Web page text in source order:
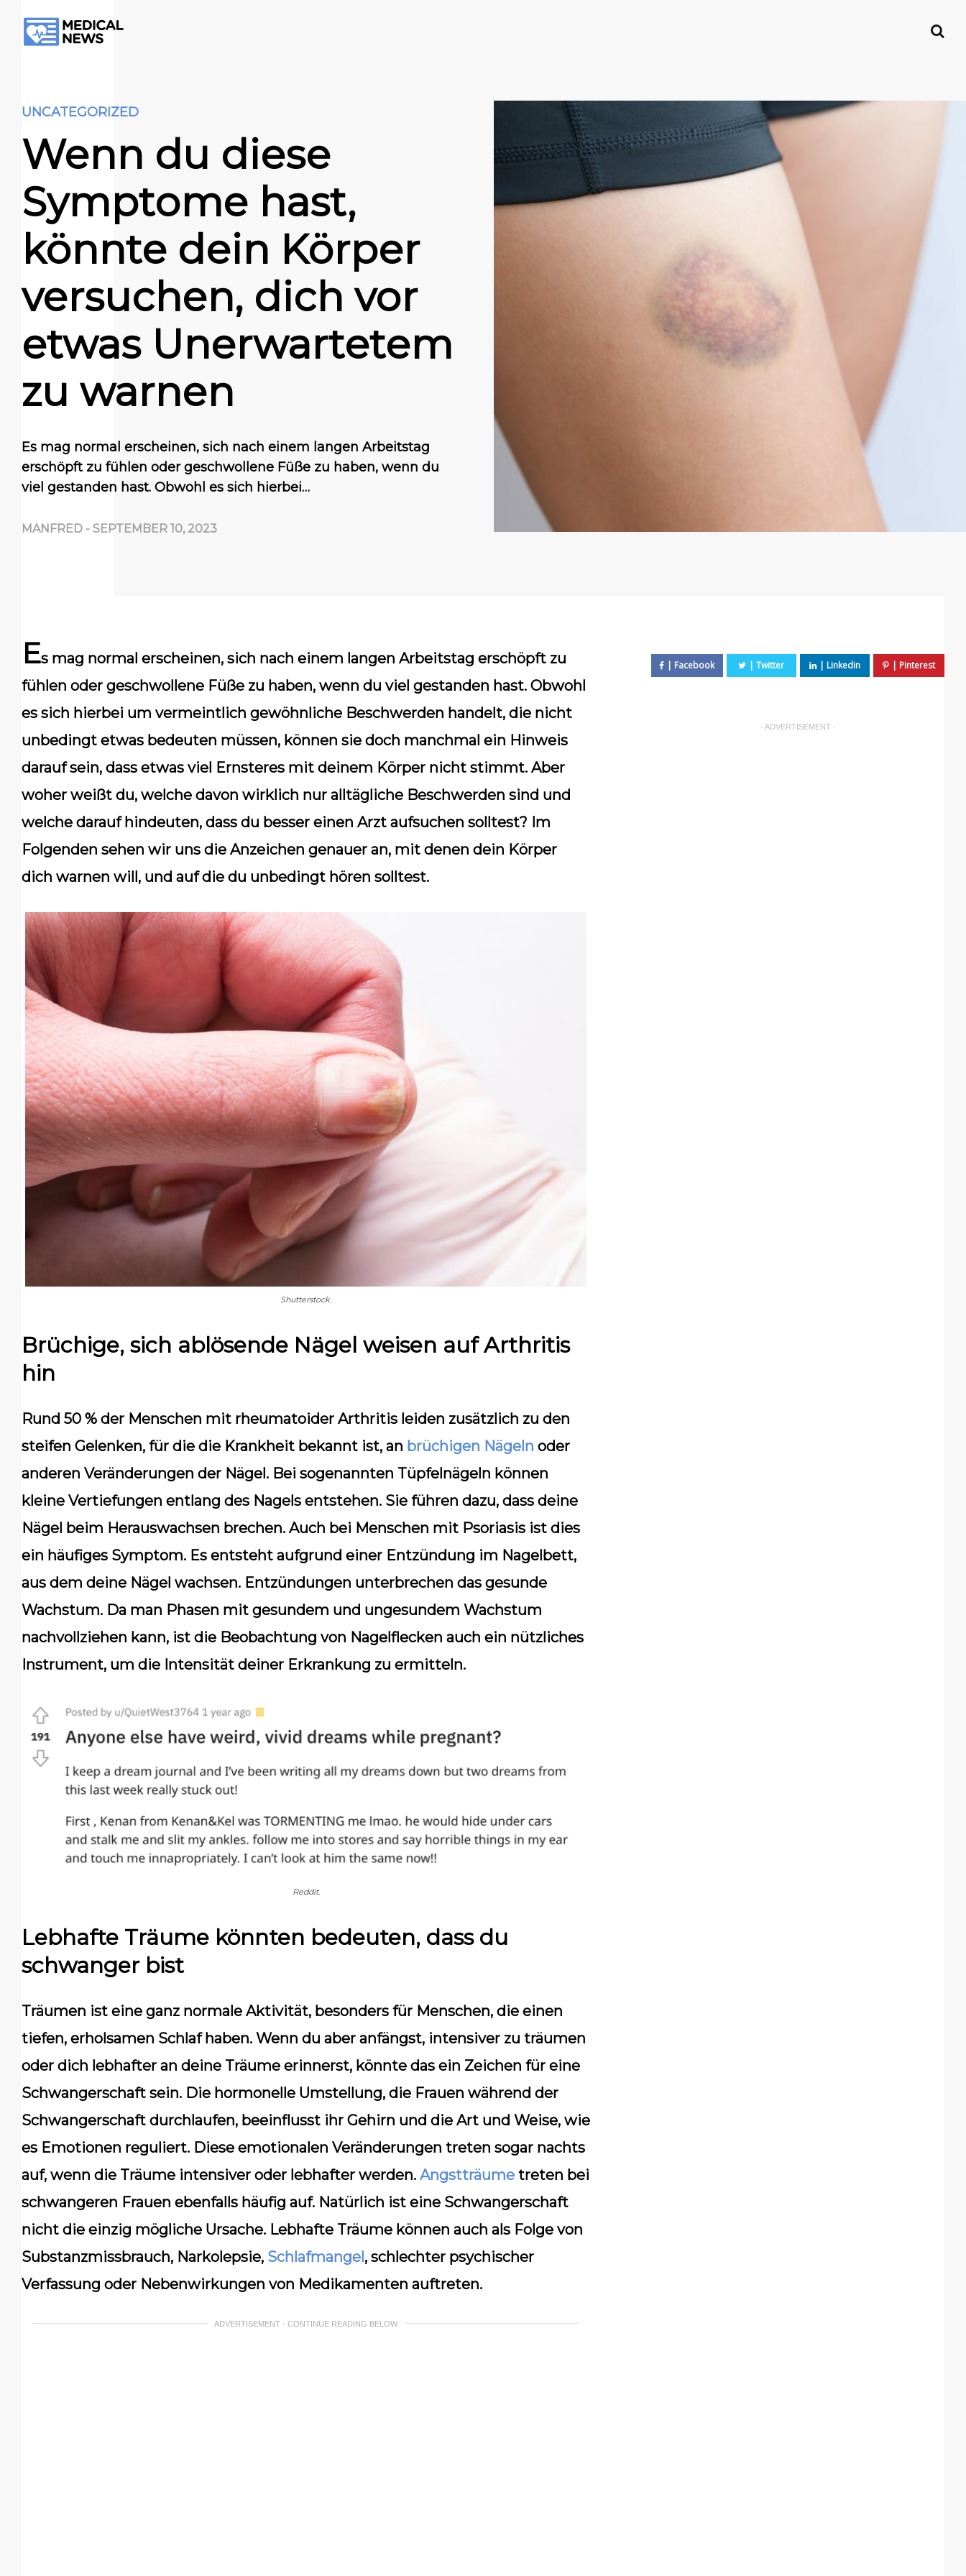
UNCATEGORIZED
Wenn du diese
Symptome hast,
könnte dein Körper
versuchen, dich vor
etwas Unerwartetem
zu warnen
Es mag normal erscheinen, sich nach einem langen Arbeitstag
erschöpft zu fühlen oder geschwollene Füße zu haben, wenn du
viel gestanden hast. Obwohl es sich hierbei…
MANFRED - SEPTEMBER 10, 2023
Es mag normal erscheinen, sich nach einem langen Arbeitstag erschöpft zu
fühlen oder geschwollene Füße zu haben, wenn du viel gestanden hast. Obwohl
es sich hierbei um vermeintlich gewöhnliche Beschwerden handelt, die nicht
unbedingt etwas bedeuten müssen, können sie doch manchmal ein Hinweis
darauf sein, dass etwas viel Ernsteres mit deinem Körper nicht stimmt. Aber
woher weißt du, welche davon wirklich nur alltägliche Beschwerden sind und
welche darauf hindeuten, dass du besser einen Arzt aufsuchen solltest? Im
Folgenden sehen wir uns die Anzeichen genauer an, mit denen dein Körper
dich warnen will, und auf die du unbedingt hören solltest.
Shutterstock.
Brüchige, sich ablösende Nägel weisen auf Arthritis
hin
Rund 50 % der Menschen mit rheumatoider Arthritis leiden zusätzlich zu den
steifen Gelenken, für die die Krankheit bekannt ist, an brüchigen Nägeln oder
anderen Veränderungen der Nägel. Bei sogenannten Tüpfelnägeln können
kleine Vertiefungen entlang des Nagels entstehen. Sie führen dazu, dass deine
Nägel beim Herauswachsen brechen. Auch bei Menschen mit Psoriasis ist dies
ein häufiges Symptom. Es entsteht aufgrund einer Entzündung im Nagelbett,
aus dem deine Nägel wachsen. Entzündungen unterbrechen das gesunde
Wachstum. Da man Phasen mit gesundem und ungesundem Wachstum
nachvollziehen kann, ist die Beobachtung von Nagelflecken auch ein nützliches
Instrument, um die Intensität deiner Erkrankung zu ermitteln.
Reddit.
Lebhafte Träume könnten bedeuten, dass du
schwanger bist
Träumen ist eine ganz normale Aktivität, besonders für Menschen, die einen
tiefen, erholsamen Schlaf haben. Wenn du aber anfängst, intensiver zu träumen
oder dich lebhafter an deine Träume erinnerst, könnte das ein Zeichen für eine
Schwangerschaft sein. Die hormonelle Umstellung, die Frauen während der
Schwangerschaft durchlaufen, beeinflusst ihr Gehirn und die Art und Weise, wie
es Emotionen reguliert. Diese emotionalen Veränderungen treten sogar nachts
auf, wenn die Träume intensiver oder lebhafter werden. Angstträume treten bei
schwangeren Frauen ebenfalls häufig auf. Natürlich ist eine Schwangerschaft
nicht die einzig mögliche Ursache. Lebhafte Träume können auch als Folge von
Substanzmissbrauch, Narkolepsie, Schlafmangel, schlechter psychischer
Verfassung oder Nebenwirkungen von Medikamenten auftreten.
ADVERTISEMENT - CONTINUE READING BELOW
- ADVERTISEMENT -